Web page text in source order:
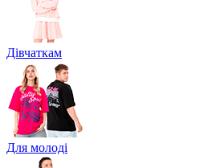
Дівчаткам
Для молоді